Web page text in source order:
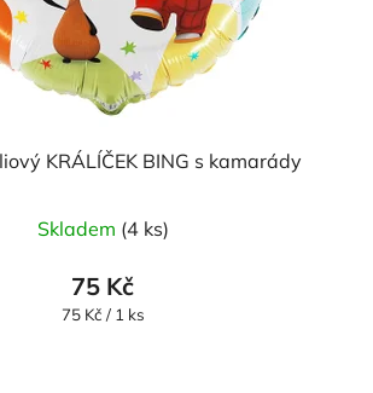
KRÁLÍČEK BING s kamarády
Skladem (4 ks)
75 Kč
Měrná
75 Kč / 1 ks